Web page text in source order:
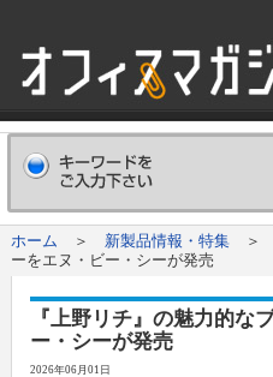
ホーム
会社概要Company
新聞購読申し込み
ホーム ＞ 新製品情報・特集＞ 『
ーをエヌ・ビー・シーが発売
『上野リチ』の魅力的な
ー・シーが発売
2026年06月01日